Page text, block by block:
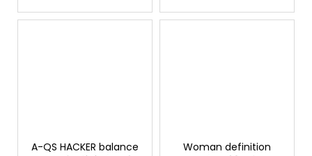
A-QS HACKER balance
Woman definition